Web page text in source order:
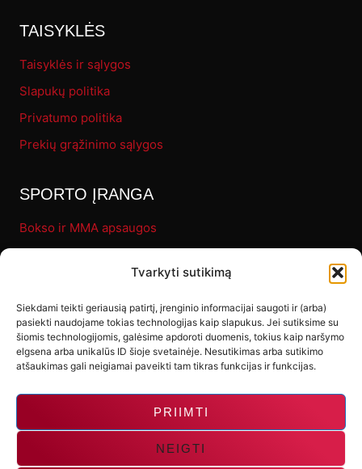
Tvarkyti sutikimą
Siekdami teikti geriausią patirtį, įrenginio informacijai saugoti ir (arba)
pasiekti naudojame tokias technologijas kaip slapukus. Jei sutiksime su
šiomis technologijomis, galėsime apdoroti duomenis, tokius kaip naršymo
elgsena arba unikalūs ID šioje svetainėje. Nesutikimas arba sutikimo
atšaukimas gali neigiamai paveikti tam tikras funkcijas ir funkcijas.
PRIIMTI
NEIGTI
TAISYKLĖS
Taisyklės ir sąlygos
Slapukų politika
Privatumo politika
Prekių grąžinimo sąlygos
SPORTO ĮRANGA
Bokso ir MMA apsaugos
Fitness
Letenos ir makivaros
Kiti produktai